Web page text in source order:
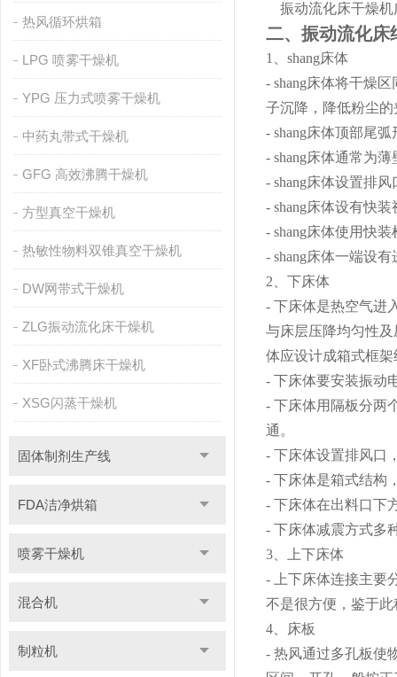
热风循环烘箱
LPG 喷雾干燥机
YPG 压力式喷雾干燥机
中药丸带式干燥机
GFG 高效沸腾干燥机
方型真空干燥机
热敏性物料双锥真空干燥机
DW网带式干燥机
ZLG振动流化床干燥机
XF卧式沸腾床干燥机
XSG闪蒸干燥机
固体制剂生产线
FDA洁净烘箱
喷雾干燥机
混合机
制粒机
振动流化床干燥机
二、振动流化床
1、shang床体
- shang床体将干燥
子沉降，降低粉尘
- shang床体顶部尾
- shang床体通常为
- shang床体设置排
- shang床体设有快
- shang床体使用快
- shang床体一端设
2、下床体
- 下床体是热空气进
与床层压降均匀性
体应设计成箱式框架
- 下床体要安装振动
- 下床体用隔板分两
通。
- 下床体设置排风口
- 下床体是箱式结构
- 下床体在出料口下
- 下床体减震方式多
3、上下床体
- 上下床体连接主要
不是很方便，鉴于
4、床板
- 热风通过多孔板使